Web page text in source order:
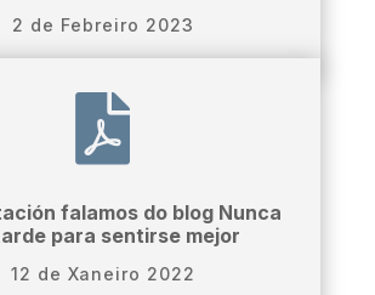
2 de Febreiro 2023

falamos do blog Nunca
para sentirse mejor
12 de Xaneiro 2022